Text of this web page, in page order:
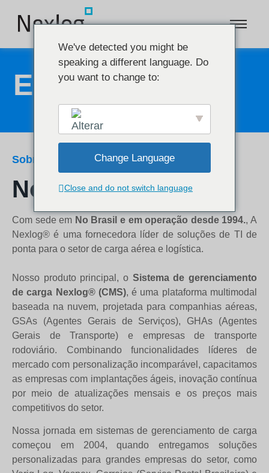
Empresa
Sobre nós
Nossa história
Com sede em No Brasil e em operação desde 1994., A
Nexlog® é uma fornecedora líder de soluções de TI de
ponta para o setor de carga aérea e logística.
Nosso produto principal, o Sistema de gerenciamento
de carga Nexlog® (CMS), é uma plataforma multimodal
baseada na nuvem, projetada para companhias aéreas,
GSAs (Agentes Gerais de Serviços), GHAs (Agentes
Gerais de Transporte) e empresas de transporte
rodoviário. Combinando funcionalidades líderes de
mercado com personalização incomparável, capacitamos
as empresas com implantações ágeis, inovação contínua
por meio de atualizações mensais e os preços mais
competitivos do setor.
Nossa jornada em sistemas de gerenciamento de carga
começou em 2004, quando entregamos soluções
personalizadas para grandes empresas do setor, como
We've detected you might be
speaking a different language. Do
you want to change to:
English
Change Language
Close and do not switch language